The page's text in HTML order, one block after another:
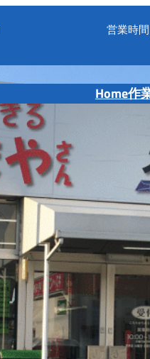
営業時
日
Home作